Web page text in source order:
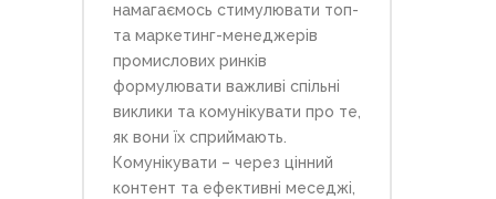
намагаємось стимулювати топ-
та маркетинг-менеджерів
промислових ринків
формулювати важливі спільні
виклики та комунікувати про те,
як вони їх сприймають.
Комунікувати – через цінний
контент та ефективні меседжі,